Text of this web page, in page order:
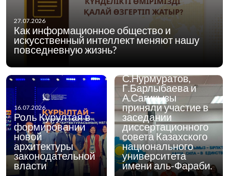
27.07.2026
Как информационное общество и
искусственный интеллект меняют нашу
повседневную жизнь?
16.07.2026
Роль Курултая в
формировании
новой
архитектуры
законодательной
власти
03.07.2026
Доктора
философских наук
Центра мировой и
философии ИФПР
С.Нурмуратов,
Г.Барлыбаева и
А.Сагикызы
приняли участие в
заседании
диссертационного
совета Казахского
национального
университета
имени аль-Фараби.
01.07.2026
1 июля 2026 года в